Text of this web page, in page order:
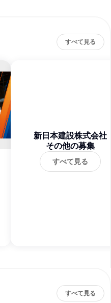
すべて見る
新日本建設株式会社
その他の募集
すべて見る
すべて見る